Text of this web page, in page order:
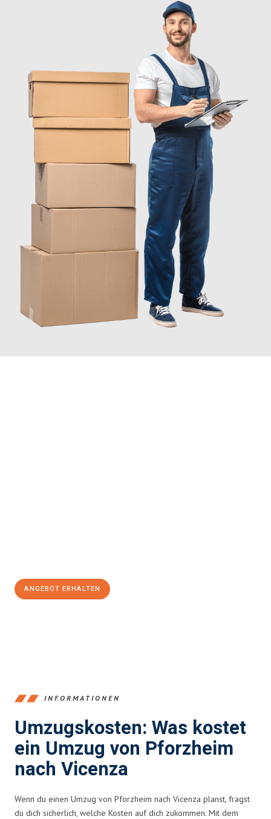
ANGEBOT ERHALTEN
INFORMATIONEN
Umzugskosten: Was kostet
ein Umzug von Pforzheim
nach Vicenza
Wenn du einen Umzug von Pforzheim nach Vicenza planst, fragst
du dich sicherlich, welche Kosten auf dich zukommen. Mit dem